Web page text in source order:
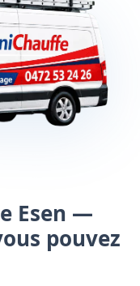
Esen —
pouvez